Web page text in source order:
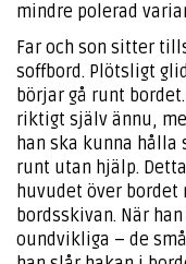
mindre polerad
Far och son sitter
soffbord. Plötsligt
börjar gå runt
riktigt själv ännu,
han ska kunna hålla
runt utan hjälp.
huvudet över bordet
bordsskivan. När
oundvikliga – de